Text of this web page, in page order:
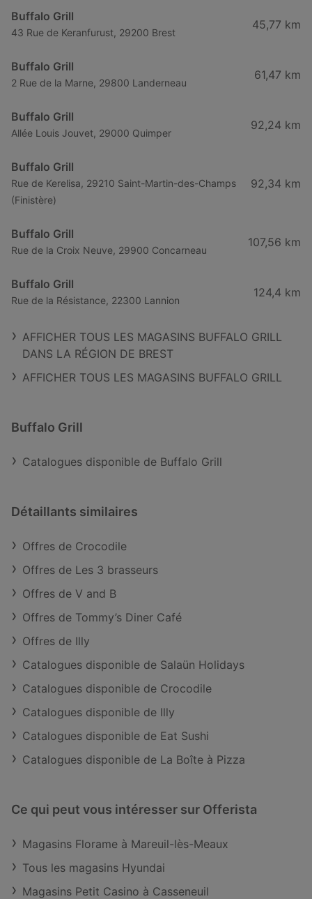
Buffalo Grill à Grasse
Buffalo Grill
43 Rue de Keranfurust, 29200 Brest
45,77 km
Buffalo Grill
2 Rue de la Marne, 29800 Landerneau
61,47 km
Buffalo Grill
Allée Louis Jouvet, 29000 Quimper
92,24 km
Buffalo Grill
Rue de Kerelisa, 29210 Saint-Martin-des-Champs
(Finistère)
92,34 km
Buffalo Grill
Rue de la Croix Neuve, 29900 Concarneau
107,56 km
Buffalo Grill
Rue de la Résistance, 22300 Lannion
124,4 km
AFFICHER TOUS LES MAGASINS BUFFALO GRILL
DANS LA RÉGION DE BREST
AFFICHER TOUS LES MAGASINS BUFFALO GRILL
Buffalo Grill
Catalogues disponible de Buffalo Grill
Détaillants similaires
Offres de Crocodile
Offres de Les 3 brasseurs
Offres de V and B
Offres de Tommy’s Diner Café
Offres de Illy
Catalogues disponible de Salaün Holidays
Catalogues disponible de Crocodile
Catalogues disponible de Illy
Catalogues disponible de Eat Sushi
Catalogues disponible de La Boîte à Pizza
Ce qui peut vous intéresser sur Offerista
Magasins Florame à Mareuil-lès-Meaux
Tous les magasins Hyundai
Magasins Petit Casino à Casseneuil